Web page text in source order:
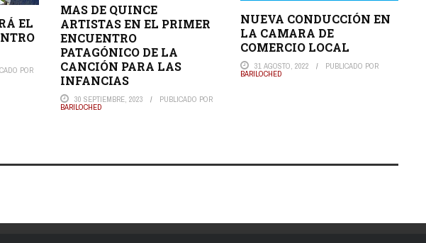
EL
POR
MAS DE QUINCE
ARTISTAS EN EL PRIMER
ENCUENTRO
PATAGÓNICO DE LA
CANCIÓN PARA LAS
INFANCIAS
30 SEPTIEMBRE, 2023 PUBLICADO POR
BARILOCHED
NUEVA CONDUCCIÓN EN
LA CAMARA DE
COMERCIO LOCAL
31 AGOSTO, 2022 PUBLICADO POR
BARILOCHED